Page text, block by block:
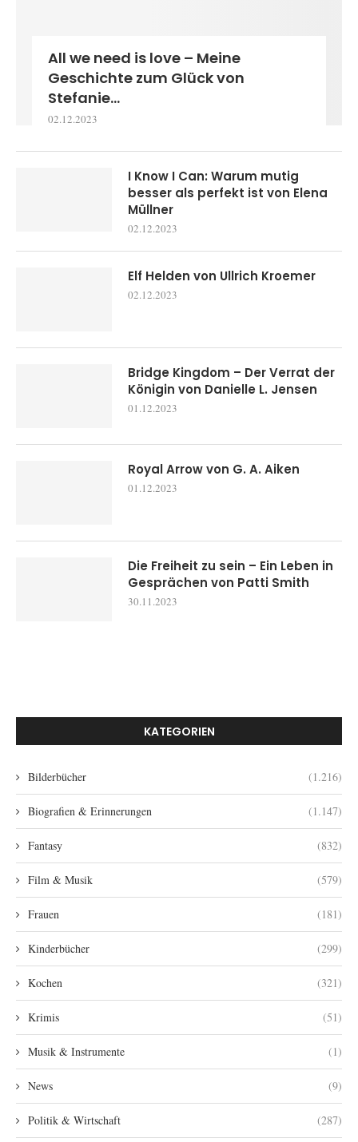
All we need is love – Meine
Geschichte zum Glück von
Stefanie...
02.12.2023
I Know I Can: Warum mutig
besser als perfekt ist von Elena
Müllner
02.12.2023
Elf Helden von Ullrich Kroemer
02.12.2023
Bridge Kingdom – Der Verrat der
Königin von Danielle L. Jensen
01.12.2023
Royal Arrow von G. A. Aiken
01.12.2023
Die Freiheit zu sein – Ein Leben in
Gesprächen von Patti Smith
30.11.2023
KATEGORIEN
Bilderbücher (1.216)
Biografien & Erinnerungen (1.147)
Fantasy (832)
Film & Musik (579)
Frauen (181)
Kinderbücher (299)
Kochen (321)
Krimis (51)
Musik & Instrumente (1)
News (9)
Politik & Wirtschaft (287)